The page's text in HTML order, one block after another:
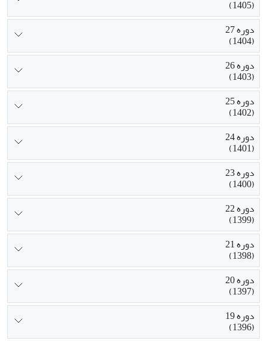
(1405)
دوره 27
(1404)
دوره 26
(1403)
دوره 25
(1402)
دوره 24
(1401)
دوره 23
(1400)
دوره 22
(1399)
دوره 21
(1398)
دوره 20
(1397)
دوره 19
(1396)